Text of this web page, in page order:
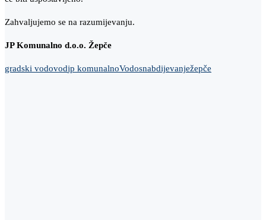
Zahvaljujemo se na razumijevanju.
JP Komunalno d.o.o. Žepče
gradski vodovodjp komunalnoVodosnabdijevanježepče